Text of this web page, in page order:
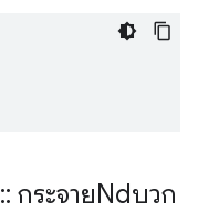
:: กระจายNdบวก